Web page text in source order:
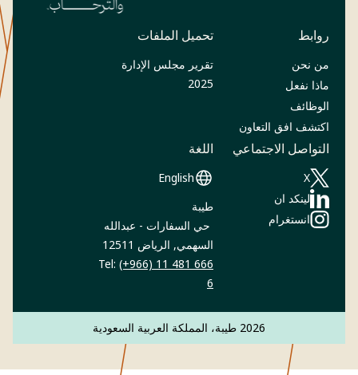
روابط
من نحن
ماذا نفعل
الوظائف
اكتشف افق التعاون
تحميل الملفات
تقرير مجلس الإدارة
2025
(Opens in a new tab)
التواصل الاجتماعي
‎X
انستغرام
اللغة
English
طيبة
حي السفارات - عبدالله
السهمي, الرياض 12511
Tel:(+966) 11 481 666
2026 طيبة، المملكة العربية السعودية